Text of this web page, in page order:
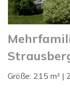
Größe: 215 m² |